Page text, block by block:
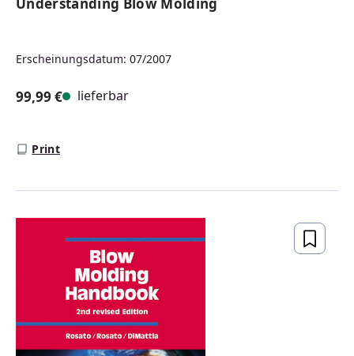
Erscheinungsdatum: 07/2007
99,99 € lieferbar
Print